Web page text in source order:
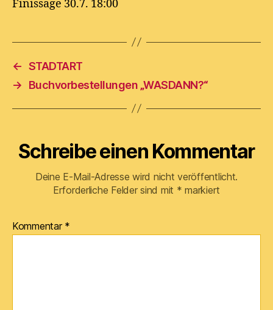
Finissage 30.7. 18:00
← STADTART
→
Buchvorbestellungen „WASDANN?“
Schreibe einen Kommentar
Deine E-Mail-Adresse wird nicht veröffentlicht.
Erforderliche Felder sind mit * markiert
Kommentar *